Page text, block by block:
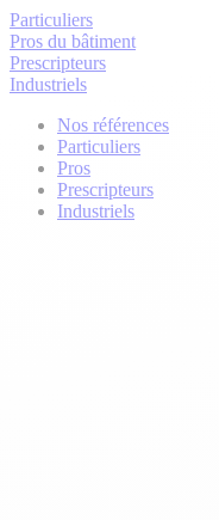
Particuliers
Pros du bâtiment
Prescripteurs
Industriels
Nos références
Particuliers
Pros
Prescripteurs
Industriels